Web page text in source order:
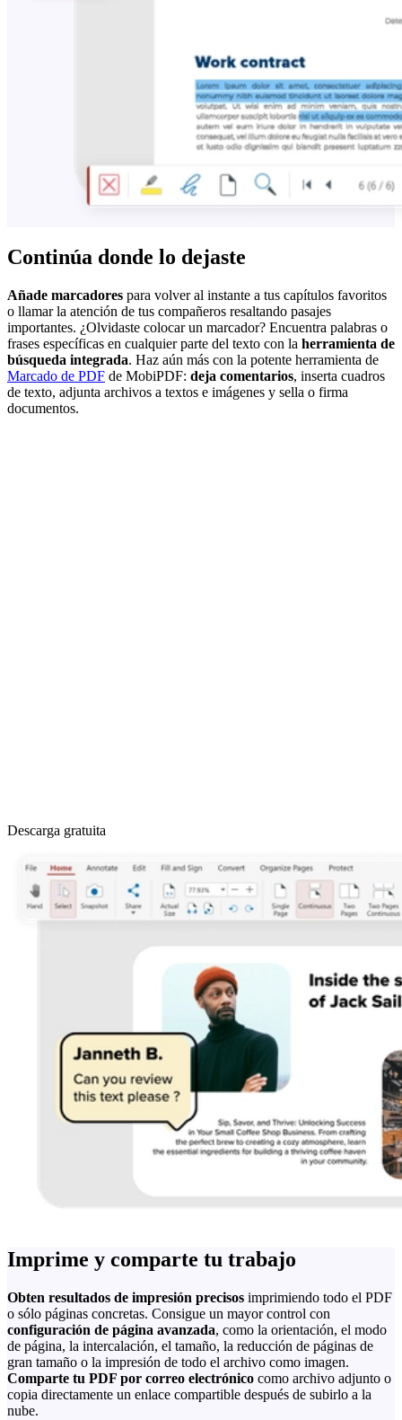
Continúa donde lo dejaste
Añade marcadores para volver al instante a tus capítulos favoritos
o llamar la atención de tus compañeros resaltando pasajes
importantes. ¿Olvidaste colocar un marcador? Encuentra palabras o
frases específicas en cualquier parte del texto con la herramienta de
búsqueda integrada. Haz aún más con la potente herramienta de
Marcado de PDF de MobiPDF: deja comentarios, inserta cuadros
de texto, adjunta archivos a textos e imágenes y sella o firma
documentos.
Descarga gratuita
Imprime y comparte tu trabajo
Obten resultados de impresión precisos imprimiendo todo el PDF
o sólo páginas concretas. Consigue un mayor control con
configuración de página avanzada, como la orientación, el modo
de página, la intercalación, el tamaño, la reducción de páginas de
gran tamaño o la impresión de todo el archivo como imagen.
Comparte tu PDF por correo electrónico como archivo adjunto o
copia directamente un enlace compartible después de subirlo a la
nube.